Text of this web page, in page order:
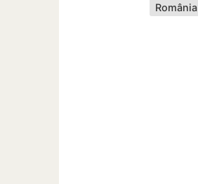
România